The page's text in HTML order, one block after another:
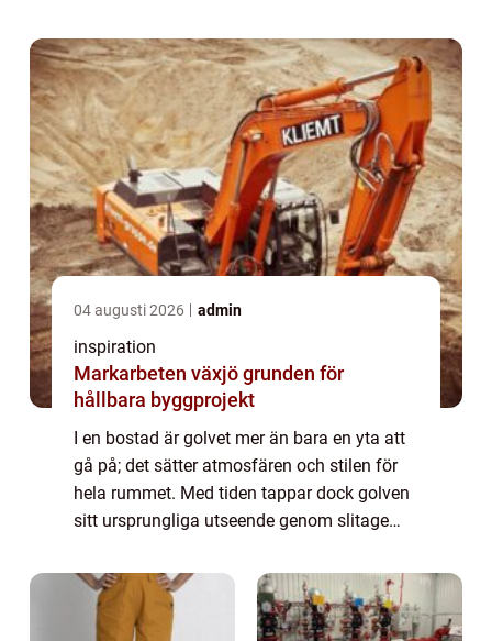
04 augusti 2026 admin
inspiration
Markarbeten växjö grunden för
hållbara byggprojekt
I en bostad är golvet mer än bara en yta att
gå på; det sätter atmosfären och stilen för
hela rummet. Med tiden tappar dock golven
sitt ursprungliga utseende genom slitage